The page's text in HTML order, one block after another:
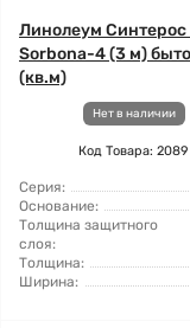
Линолеум Синтерос
Sorbona-4 (3 м)
(кв.м)
Нет в наличии
Код Товара: 2089
Серия:
Основание:
Толщина защитного
слоя:
Толщина:
Ширина: